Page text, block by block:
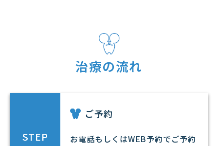
治療の流れ
STEP
ご予約
お電話もしくはWEB予約でご予約